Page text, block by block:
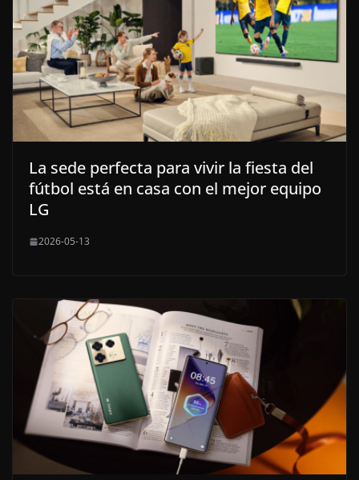
La sede perfecta para vivir la fiesta del
fútbol está en casa con el mejor equipo
LG
2026-05-13